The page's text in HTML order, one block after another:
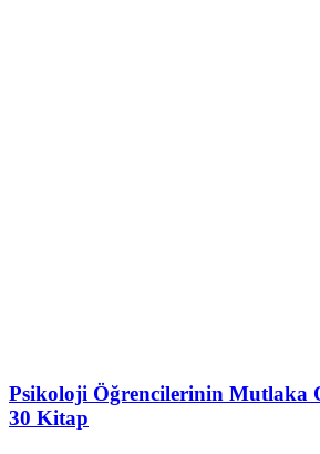
Psikoloji Öğrencilerinin Mutlaka
30 Kitap